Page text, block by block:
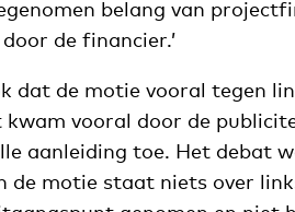
belang van
de financier.’
dat de motie vooral tegen
vooral door de
aanleiding toe. Het debat
de motie staat niets over